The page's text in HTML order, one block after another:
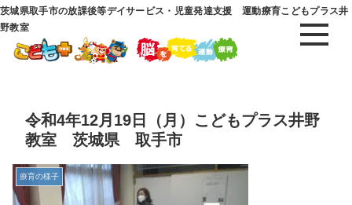
茨城県取手市の放課後等デイサービス・児童発達支援 運動療育こどもプラス井
野教室
令和4年12月19日（月）こどもプラス井野
教室 茨城県 取手市
療育の様子